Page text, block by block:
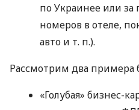
по Украинее или за
номеров в отеле,
авто и т. п.).
Рассмотрим два примера
«Голубая» бизнес-